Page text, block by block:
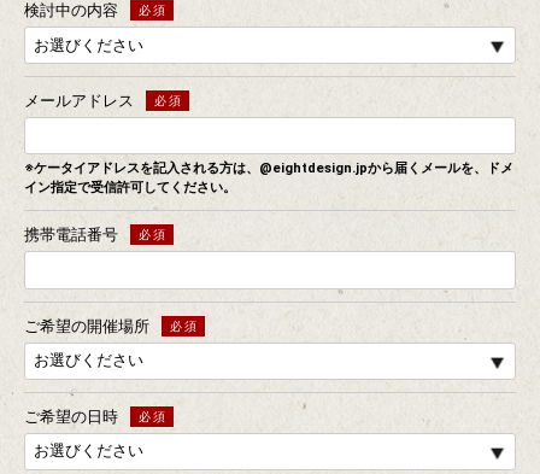
検討中の内容
メールアドレス
※ケータイアドレスを記入される方は、@eightdesign.jpから届くメールを、
ドメ
イン指定で受信許可してください。
携帯電話番号
ご希望の開催場所
ご希望の日時